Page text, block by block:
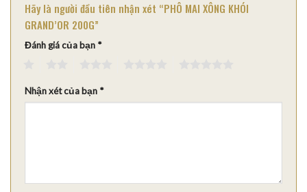
Hãy là người đầu tiên nhận xét “PHÔ MAI XÔNG KHÓI
GRAND’OR 200G”
Đánh giá của bạn *
Nhận xét của bạn *